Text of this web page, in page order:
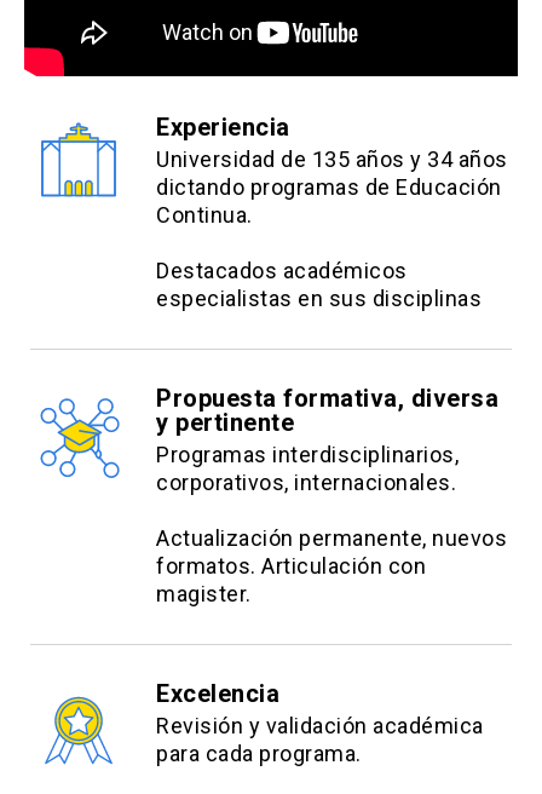
Experiencia
Universidad de 135 años y 34 años
dictando programas de Educación
Continua.
Destacados académicos
especialistas en sus disciplinas
Propuesta formativa, diversa
y pertinente
Programas interdisciplinarios,
corporativos, internacionales.
Actualización permanente, nuevos
formatos. Articulación con
magister.
Excelencia
Revisión y validación académica
para cada programa.